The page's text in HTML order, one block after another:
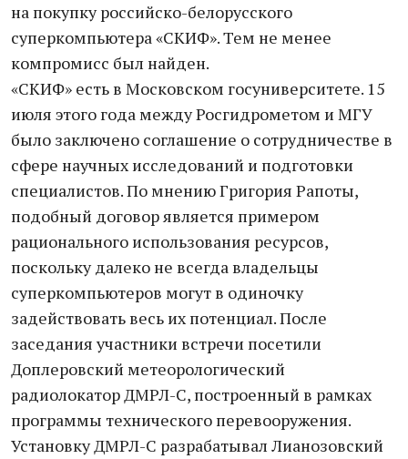
на покупку российско-белорусского
суперкомпьютера «СКИФ». Тем не менее
компромисс был найден.
«СКИФ» есть в Московском госуниверситете. 15
июля этого года между Росгидрометом и МГУ
было заключено соглашение о сотрудничестве в
сфере научных исследований и подготовки
специалистов. По мнению Григория Рапоты,
подобный договор является примером
рационального использования ресурсов,
поскольку далеко не всегда владельцы
суперкомпьютеров могут в одиночку
задействовать весь их потенциал. После
заседания участники встречи посетили
Доплеровский метеорологический
радиолокатор ДМРЛ-С, построенный в рамках
программы технического перевооружения.
Установку ДМРЛ-С разрабатывал Лианозовский